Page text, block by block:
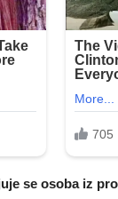
se osoba iz